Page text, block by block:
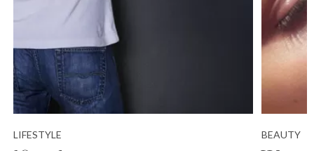
LIFESTYLE BEAUTY